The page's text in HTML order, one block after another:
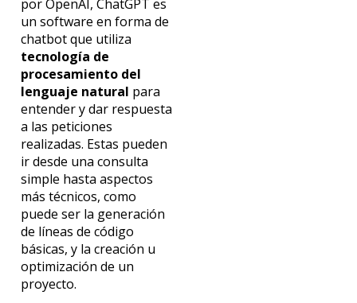
por OpenAI, ChatGPTes
un software en forma de
chatbot que utiliza
tecnología de
procesamiento del
lenguaje natural para
entender y dar respuesta
a las peticiones
realizadas. Estas pueden
ir desde una consulta
simple hasta aspectos
más técnicos, como
puede ser la generación
de líneas de código
básicas, y la creación u
optimización de un
proyecto.